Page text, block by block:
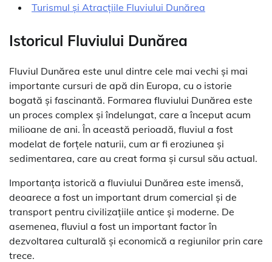
Turismul și Atracțiile Fluviului Dunărea
Istoricul Fluviului Dunărea
Fluviul Dunărea este unul dintre cele mai vechi și mai
importante cursuri de apă din Europa, cu o istorie
bogată și fascinantă. Formarea fluviului Dunărea este
un proces complex și îndelungat, care a început acum
milioane de ani. În această perioadă, fluviul a fost
modelat de forțele naturii, cum ar fi eroziunea și
sedimentarea, care au creat forma și cursul său actual.
Importanța istorică a fluviului Dunărea este imensă,
deoarece a fost un important drum comercial și de
transport pentru civilizațiile antice și moderne. De
asemenea, fluviul a fost un important factor în
dezvoltarea culturală și economică a regiunilor prin care
trece.